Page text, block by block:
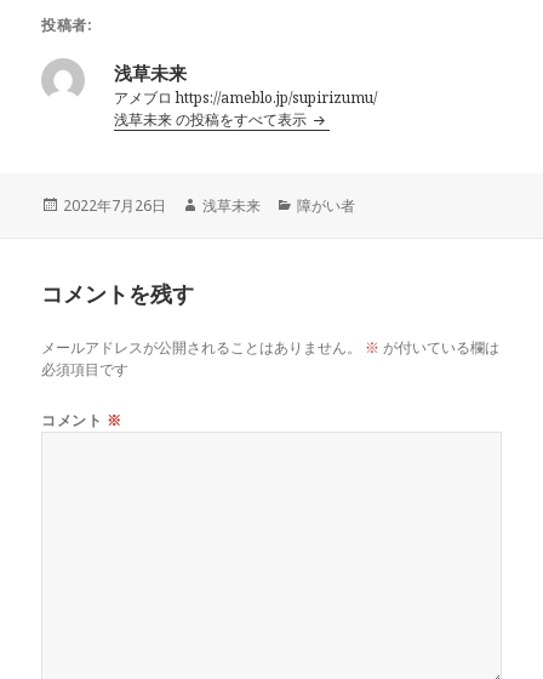
投稿者:
浅草未来
アメブロ https://ameblo.jp/supirizumu/
浅草未来 の投稿をすべて表示
投
2022年7月26日
作
浅草未来
カ
障がい者
コメントを残す
メールアドレスが公開されることはありません。 ※ が付いている欄は
必須項目です
コメント ※